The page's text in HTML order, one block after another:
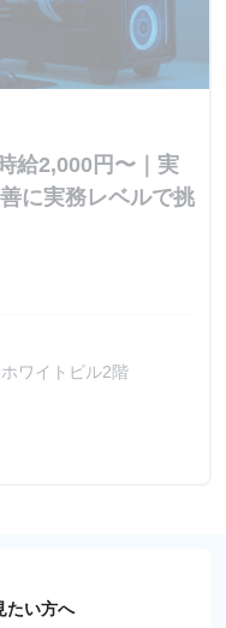
給2,000円〜｜実
に実務レベルで挑
ワイトビル2階
たい方へ